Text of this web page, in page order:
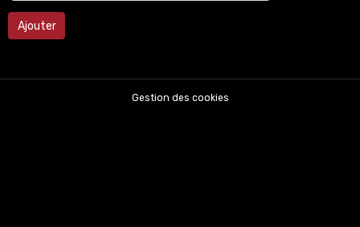
Ajouter
Gestion des cookies